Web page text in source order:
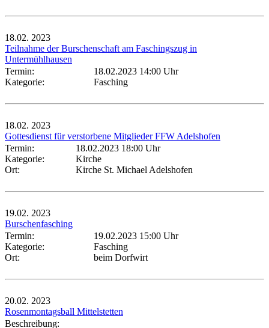
18.02. 2023
Teilnahme der Burschenschaft am Faschingszug in
Untermühlhausen
Termin:
18.02.2023 14:00 Uhr
Kategorie:
Fasching
18.02. 2023
Gottesdienst für verstorbene Mitglieder FFW Adelshofen
Termin:
18.02.2023 18:00 Uhr
Kategorie:
Kirche
Ort:
Kirche St. Michael Adelshofen
19.02. 2023
Burschenfasching
Termin:
19.02.2023 15:00 Uhr
Kategorie:
Fasching
Ort:
beim Dorfwirt
20.02. 2023
Rosenmontagsball Mittelstetten
Beschreibung: